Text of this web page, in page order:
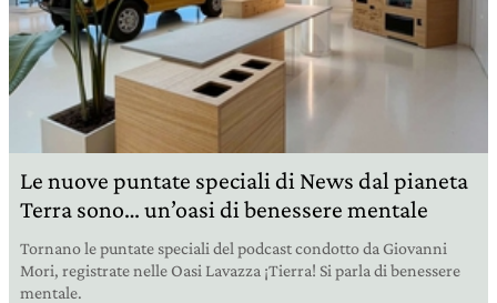
Le nuove puntate speciali di News dal pianeta
Terra sono… un’oasi di benessere mentale
Tornano le puntate speciali del podcast condotto da Giovanni
Mori, registrate nelle Oasi Lavazza ¡Tierra! Si parla di benessere
mentale.